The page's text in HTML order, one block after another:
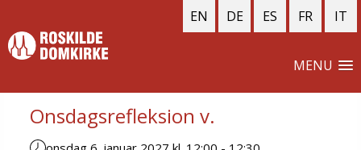
IT
FR
ES
DE
EN
MENU
Onsdagsrefleksion v.